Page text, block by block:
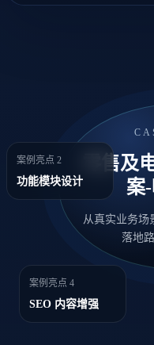
零售及
案
从真实业务场
落地
案例亮点 2
功能模块设计
案例亮点 4
SEO 内容增强